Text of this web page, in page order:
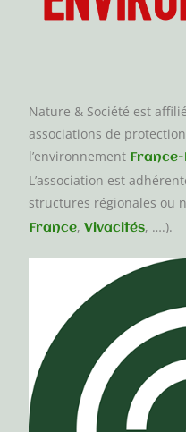
Nature & Société est
associations de
l’environnement
L’association est
structures régionales ou
France,Vivacités, ….).